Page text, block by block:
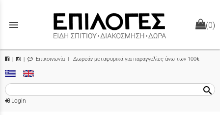
menu (0)
| Επικοινωνία | Δωρεάν μεταφορικά για παραγγελίες άνω των 100€
search
Login